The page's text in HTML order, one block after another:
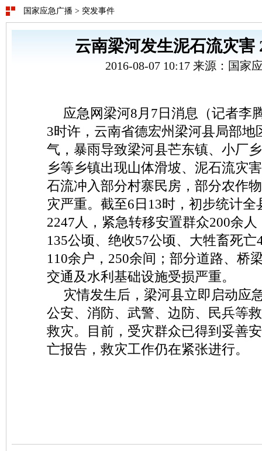
国家应急广播 > 突发事件
云南梁河发生泥石流灾害
2016-08-07 10:17 来源：国家
应急网梁河8月7日消息（记者李
3时许，云南省德宏州梁河县局部地
气，暴雨导致梁河县芒东镇、小厂
乡等乡镇出现山体滑坡、泥石流灾
石流冲入部分村寨民房，部分农作
灾严重。截至6日13时，初步统计全
2247人，紧急转移安置群众200余
135公顷、绝收57公顷、大牲畜死
110余户，250余间；部分道路、桥
交通及水利基础设施受损严重。
灾情发生后，梁河县立即启动应
公安、消防、武警、边防、民兵等
救灾。目前，受灾群众已得到妥善
亡报告，救灾工作仍在紧张进行。